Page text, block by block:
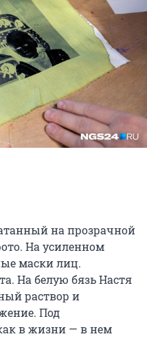
на прозрачной
На усиленном
маски лиц.
На белую бязь Настя
раствор и
Под
в жизни — в нем